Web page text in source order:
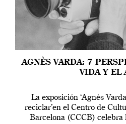
AGNÈS VARDA: 7
VIDA Y EL
La exposición ‘Agnès
reciclar’en el Centro de
Barcelona (CCCB) celebra